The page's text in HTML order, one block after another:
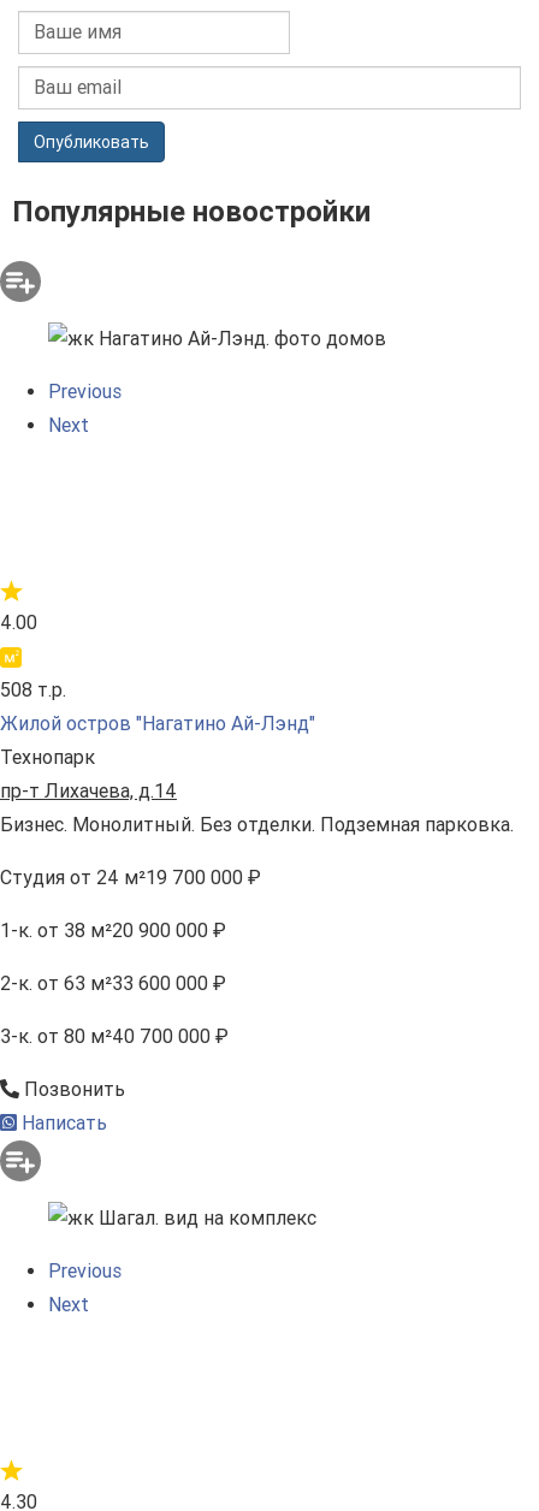
Опубликовать
Популярные новостройки
Previous
Next
4.00
508 т.р.
Жилой остров "Нагатино Ай-Лэнд"
Технопарк
пр-т Лихачева, д.14
Бизнес. Монолитный. Без отделки. Подземная парковка.
Студия от 24 м²19 700 000 ₽
1-к. от 38 м²20 900 000 ₽
2-к. от 63 м²33 600 000 ₽
3-к. от 80 м²40 700 000 ₽
Позвонить
Написать
Previous
Next
4.30